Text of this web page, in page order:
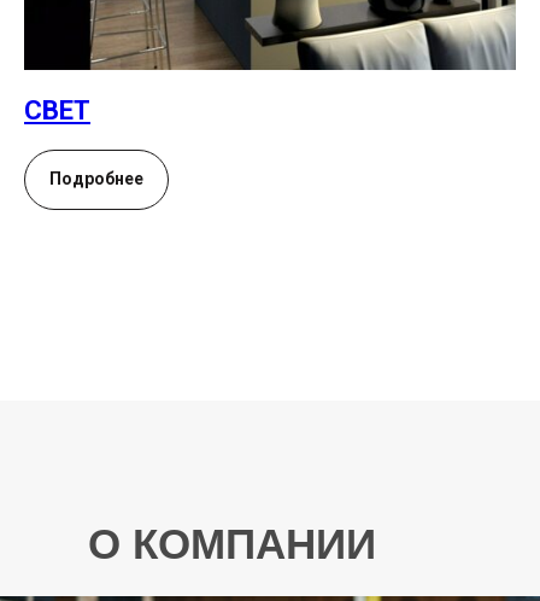
СВЕТ
Подробнее
О КОМПАНИИ